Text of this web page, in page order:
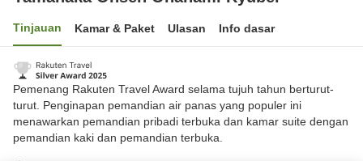
Tinjauan Kamar & Paket Ulasan Info dasar
Pemenang Rakuten Travel Award selama tujuh tahun berturut-
turut. Penginapan pemandian air panas yang populer ini
menawarkan pemandian pribadi terbuka dan kamar suite dengan
pemandian kaki dan pemandian terbuka.